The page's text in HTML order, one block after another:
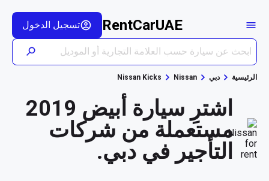
RentCarUAE تسجيل الدخول
الرئيسية دبي Nissan
Nissan Kicks
اشترِ سيارة أبيض 2019
مستعملة من شركات
التأجير في دبي.